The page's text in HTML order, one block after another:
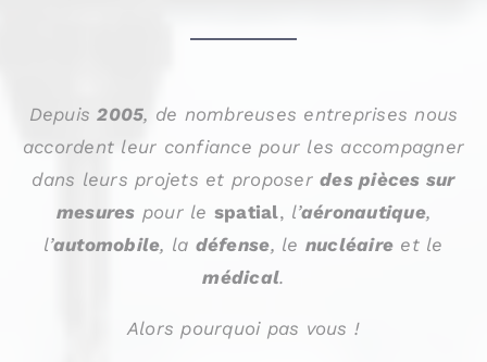
Depuis2005, de nombreuses entreprises nous
accordent leur confiance pour les accompagner
dans leurs projets et proposerdes pièces sur
mesures pour le spatial, l’aéronautique,
l’automobile, la défense, le nucléaire et le
médical.
Alors pourquoi pas vous !